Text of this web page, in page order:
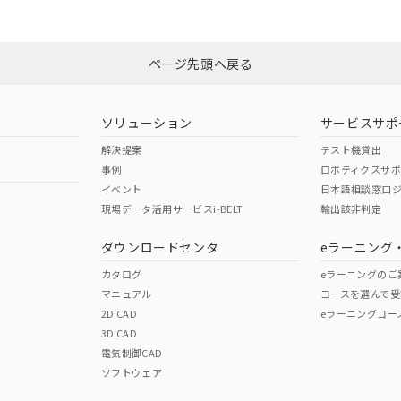
ダウンロードはこちら
等で未対応品が混在する可能性があります。
合わせください。
ページ先頭へ戻る
ソリューション
解決提案
事例
イベント
現場データ活用サービスi-BELT
ダウンロードセンタ
カタログ
マニュアル
2D CAD
3D CAD
電気制御CAD
ソフトウェア
サービスサポ
テスト機貸出
ロボティクスサ
日本語相談窓口
輸出該非判定
eラーニング
eラーニングのご
コースを選んで
eラーニングコー